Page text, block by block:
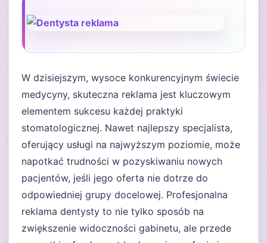
W dzisiejszym, wysoce konkurencyjnym świecie
medycyny, skuteczna reklama jest kluczowym
elementem sukcesu każdej praktyki
stomatologicznej. Nawet najlepszy specjalista,
oferujący usługi na najwyższym poziomie, może
napotkać trudności w pozyskiwaniu nowych
pacjentów, jeśli jego oferta nie dotrze do
odpowiedniej grupy docelowej. Profesjonalna
reklama dentysty to nie tylko sposób na
zwiększenie widoczności gabinetu, ale przede